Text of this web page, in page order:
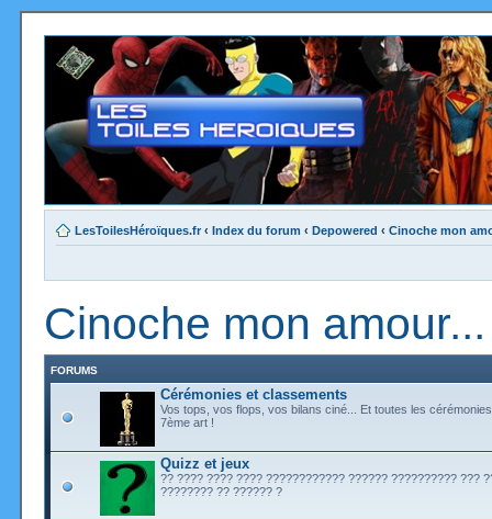
LesToilesHéroïques.fr ‹ Index du forum ‹ Depowered ‹ Cinoche mon
Cinoche mon amour...
FORUMS
Cérémonies et classements
Vos tops, vos flops, vos bilans ciné... Et toutes les
7ème art !
Quizz et jeux
?? ???? ???? ???? ???????????? ?????? ?????????? ???
???????? ?? ?????? ?